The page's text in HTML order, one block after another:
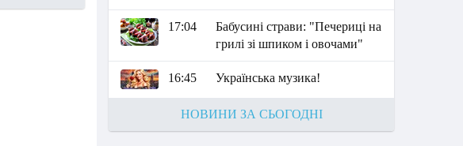
17:04
Бабусині страви: "Печериці на
грилі зі шпиком і овочами"
16:45 Українська музика!
НОВИНИ ЗА СЬОГОДНІ